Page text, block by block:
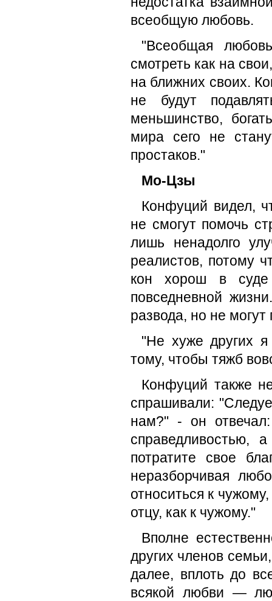
всеоб­щую любовь.
"Всеобщая
смотреть как на
на ближних своих.
не будут
меньшинство,
мира сего не
простаков."
Мо-Цзы
Конфуций видел,
не смогут помочь
лишь ненадолго
реалистов, потому
кон хорош в суде
повседневной
развода, но не
"Не хуже других я
тому, чтобы тяжб
Конфуций также
спрашивали:
нам?" - он
справедли­востью,
потратите свое
неразборчивая
относиться к
отцу, как к чужому."
Вполне
других членов
далее, вплоть до
всякой любви —